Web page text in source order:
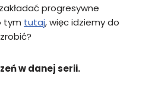
progresywne
tym tutaj, więc idziemy do
w danej serii.